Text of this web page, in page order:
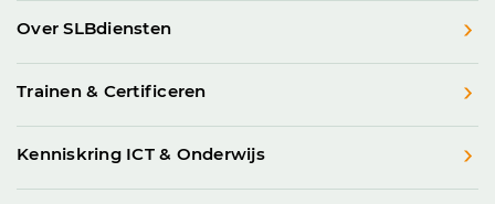
Over SLBdiensten
Trainen & Certificeren
Kenniskring ICT & Onderwijs